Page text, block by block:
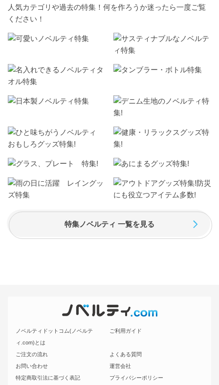
人気カテゴリや過去の特集！何を作ろうか迷ったら一度ご覧
ください！
特集ノベルティ 一覧を見る
ノベルティドットコム(ノベルテ
ィ.com)とは
ご利用ガイド
ご注文の流れ
よくある質問
お問い合わせ
運営会社
特定商取引法に基づく表記
プライバシーポリシー